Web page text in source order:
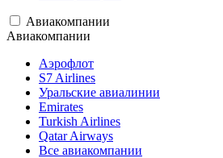
Авиакомпании
Авиакомпании
Аэрофлот
S7 Airlines
Уральские авиалинии
Emirates
Turkish Airlines
Qatar Airways
Все авиакомпании